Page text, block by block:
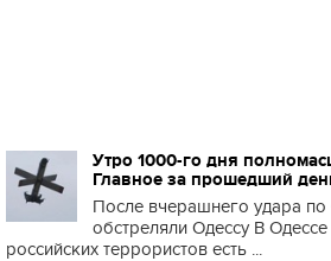
Утро 1000-го дня
Главное за прошедший
После вчерашнего удара
обстреляли Одессу В
российских террористов есть ...